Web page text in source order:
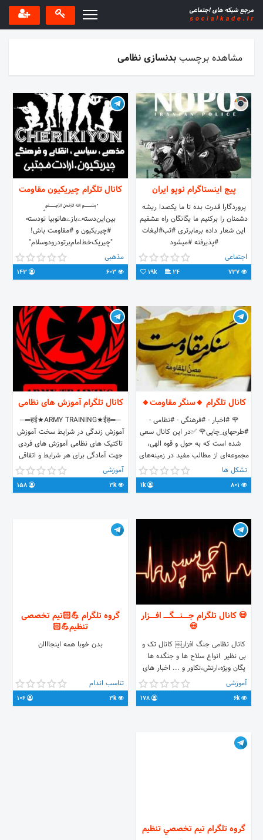
مشاهده برچسببدنسازی نظامی
پیج اینستاگرام نوپو ایران
پروردگارا قدرت بده تا ما یکصدا ریشه
دشمنان را برکنیم ما یگانگان راه عشقیم
این شعار داده برمابرتری #تب#لیغات
#پذیرفته #میشود
اجتماعی
24
19k
کانال تلگرام چیریکیون مقاومت
˹﷽˼
بین‌این‌دسته‌ے‌بازےهاتوبیا تودسته
#‌‌‌‌‌چیریكیون‌ و #مقاومت ‌باش!
"چیریک‌‌‌‌‌خط‌‌‌‌‌امام‌‌‌‌‌برتودرودوسلام️"
مذهبی
کانال تلگرام 🔸سنگر مقاومت🔸
🌹 #اخبار - #فرهنگی - #نظامی -
#طرحهای_چاپی🌹 ✅در این کانال سعی
شده است که به حول و قوه الهی،
مجموعه‌ای از مطالب مفید در زمینه‌های
مختلف تقدیم شود. #برادر_مرادی
+989152260911 - +989142892783
📱🔚 👤📠 بیسیمچی🔸 @Birutt 🔸
تشکل ها
1k
کانال تلگرام آموزش های نظامی
─═हई★ARMY TRAINING★ईह═─‌
آموزش زندگی در شرایط سخت آموزش
تاکتیک های نظامی آموزش های فردی
جهت آمادگی برای هر شرایط و اتفاقی
هر آنچه که برای حفاظت از خود و
نزدیکتان باید بدانید کانال آپارات:
Www.aparat.com/00roach00 تماس
آموزشی
3k
💀 کانال تلگرام جـــــنـــــگـــــ افـــــزار
💀
کانال نظامی جنگ افزار￼ کانال تک و
بی نظیر انواع سلاح ها و جنگده ها
یگان ویژه،ارتش،تکاور و ... اخبار های
جنگی و سوریه سلاح های دست ساز
داعش بمب افکن ها تیربار ها (
سوپرایزم داریم ساخت وسایل جنگی)
میزارم پس طرفدار همه سلیقه ها
هسیم) به زودی آموزش های چریکی
آموزشی
6k
گروه تلگرام 💪🏻تیم تخصصی
تنظيم💪🏻
بدن خوبا همه اینجاااان
تناسب اندام
3k
گروه تلگرام تيم تخصصي تنظيم